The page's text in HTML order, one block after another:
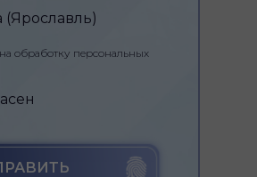
(Ярославль)
обработку персональных